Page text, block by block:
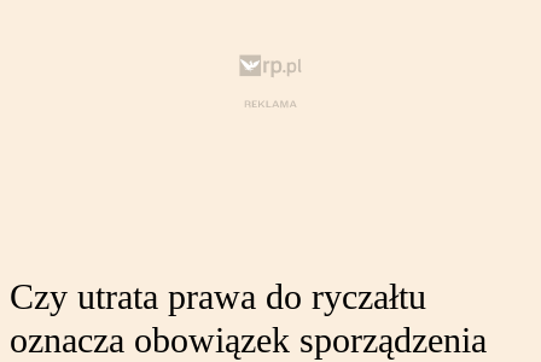
Czy utrata prawa do ryczałtu
oznacza obowiązek sporządzenia